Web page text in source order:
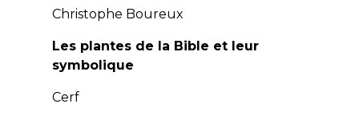
Christophe Boureux
Les plantes de la Bible et leur
symbolique
Cerf